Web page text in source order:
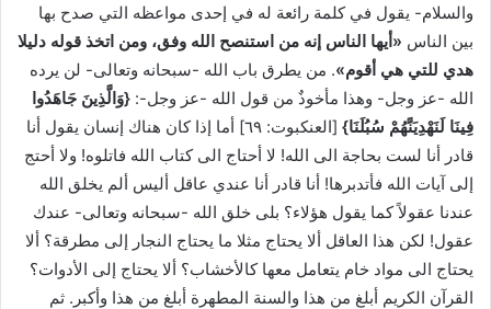
والسلام- يقول في كلمة رائعة له في إحدى مواعظه التي صدح بها
بين الناس «أيها الناس إنه من استنصح الله وفق، ومن اتخذ قوله دليلا
هدي للتي هي أقوم». من يطرق باب الله -سبحانه وتعالى- لن يرده
الله -عز وجل- وهذا مأخوذٌ من قول الله -عز وجل-: {وَالَّذِينَ جَاهَدُوا
فِينَا لَنَهْدِيَنَّهُمْ سُبُلَنَا}
[العنكبوت: ٦٩] أما إذا كان هناك إنسان يقول أنا
قادر أنا لست بحاجة الى الله! لا أحتاج الى كتاب الله فاتلوه! ولا أحتج
إلى آيات الله فأتدبرها! أنا قادر أنا عندي عاقل أليس ألم يخلق الله
عندنا عقولاً كما يقول هؤلاء؟ بلى خلق الله -سبحانه وتعالى- عندك
عقول! لكن هذا العاقل ألا يحتاج مثلا ما يحتاج النجار إلى مطرقة؟ ألا
يحتاج الى مواد خام يتعامل معها كالأخشاب؟ ألا يحتاج إلى الأدوات؟
القرآن الكريم أبلغ من هذا والسنة المطهرة أبلغ من هذا وأكبر. ثم